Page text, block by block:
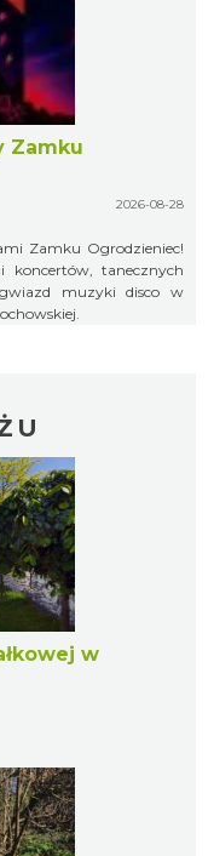
Zamku
2026-08-28
Zamku Ogrodzieniec!
koncertów, tanecznych
muzyki disco w
w